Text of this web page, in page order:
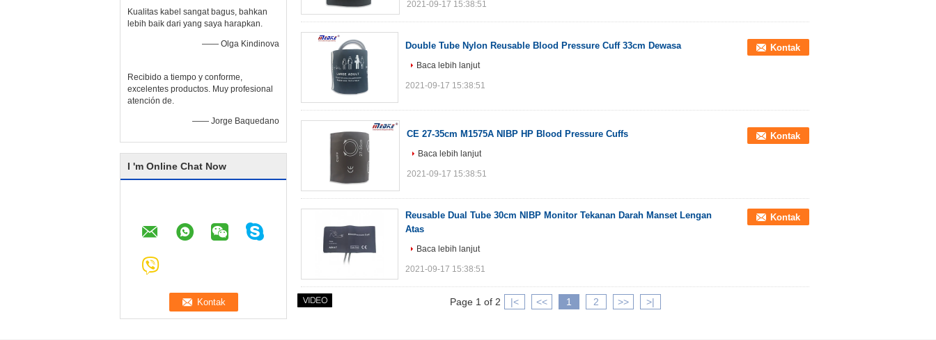
Kualitas kabel sangat bagus, bahkan
lebih baik dari yang saya harapkan.
—— Olga Kindinova
Recibido a tiempo y conforme,
excelentes productos. Muy profesional
atención de.
—— Jorge Baquedano
I 'm Online Chat Now
2021-09-17 15:38:51
Double Tube Nylon Reusable Blood Pressure Cuff 33cm Dewasa Kontak
Baca lebih lanjut
2021-09-17 15:38:51
CE 27-35cm M1575A NIBP HP Blood Pressure Cuffs Kontak
Baca lebih lanjut
2021-09-17 15:38:51
Reusable Dual Tube 30cm NIBP Monitor Tekanan Darah Manset Lengan
Atas
Kontak
Baca lebih lanjut
2021-09-17 15:38:51
Page 1 of 2 |< << 1 2 >> >|